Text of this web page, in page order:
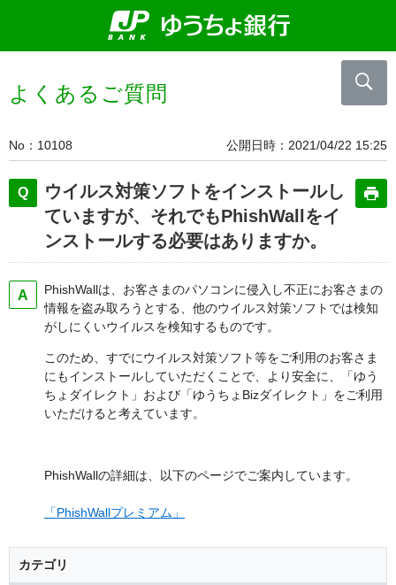
よくあるご質問
No 10108 公開日時 2021/04/22 15:25
ウイルス対策ソフトをインストールし
ていますが、それでもPhishWallをイ
ンストールする必要はありますか。
PhishWallは、お客さまのパソコンに侵入し不正にお客さまの
情報を盗み取ろうとする、他のウイルス対策ソフ ト では検知
がしにくいウイルスを検知するものです。
このため、すでにウイルス対策ソフト等をご利用のお客さま
にもインストールしていただくことで、より安全に、「ゆう
ちょダイレクト」および「ゆうちょBizダイレクト」をご利用
いただけると考えています。
PhishWallの詳細は、以下のページでご案内しています。
「PhishWallプレミアム」
カテゴリ